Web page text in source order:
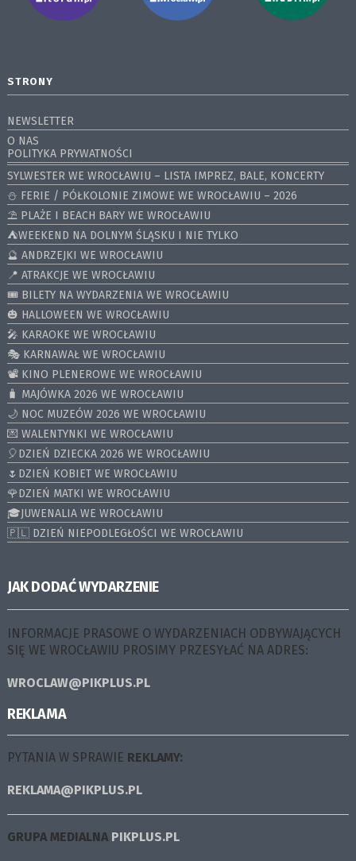
STRONY
NEWSLETTER
O NAS
POLITYKA PRYWATNOŚCI
SYLWESTER WE WROCŁAWIU – LISTA IMPREZ, BALE, KONCERTY
⛄️ FERIE / PÓŁKOLONIE ZIMOWE WE WROCŁAWIU – 2026
⛱️ PLAŻE I BEACH BARY WE WROCŁAWIU
⛺️WEEKEND NA DOLNYM ŚLĄSKU I NIE TYLKO
🔮 ANDRZEJKI WE WROCŁAWIU
📍 ATRAKCJE WE WROCŁAWIU
🎟️ BILETY NA WYDARZENIA WE WROCŁAWIU
🎃 HALLOWEEN WE WROCŁAWIU
🎤 KARAOKE WE WROCŁAWIU
🎭 KARNAWAŁ WE WROCŁAWIU
📽️ KINO PLENEROWE WE WROCŁAWIU
🧳 MAJÓWKA 2026 WE WROCŁAWIU
🌙 NOC MUZEÓW 2026 WE WROCŁAWIU
💌 WALENTYNKI WE WROCŁAWIU
🎈DZIEŃ DZIECKA 2026 WE WROCŁAWIU
🌷DZIEŃ KOBIET WE WROCŁAWIU
🌹DZIEŃ MATKI WE WROCŁAWIU
🎓JUWENALIA WE WROCŁAWIU
🇵🇱 DZIEŃ NIEPODLEGŁOŚCI WE WROCŁAWIU
JAK DODAĆ WYDARZENIE
INFORMACJE PRASOWE O WYDARZENIACH ODBYWAJĄCYCH
SIĘ WE WROCŁAWIU PROSIMY PRZESYŁAĆ NA ADRES:
WROCLAW@PIKPLUS.PL
REKLAMA
PYTANIA W SPRAWIE REKLAMY:
REKLAMA@PIKPLUS.PL
GRUPA MEDIALNA PIKPLUS.PL